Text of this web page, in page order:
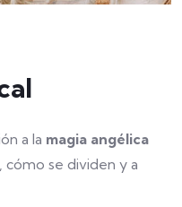
a la magia angélica
cómo se dividen y a